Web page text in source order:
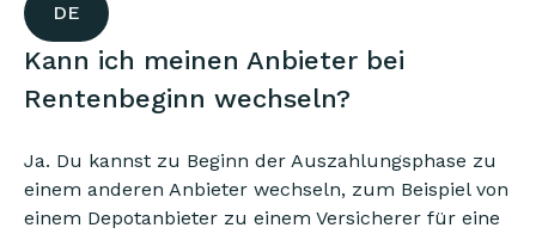
DE
Kann ich meinen Anbieter bei
Rentenbeginn wechseln?
Ja. Du kannst zu Beginn der Auszahlungsphase zu
einem anderen Anbieter wechseln, zum Beispiel von
einem Depotanbieter zu einem Versicherer für eine